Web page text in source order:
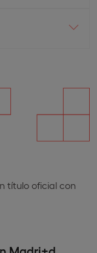
título oficial con